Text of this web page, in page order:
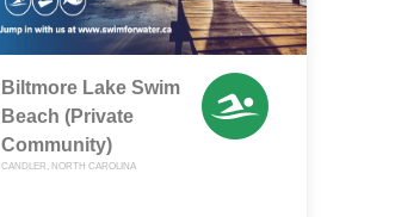
Biltmore Lake Swim
Beach (Private
Community)
CANDLER, NORTH CAROLINA